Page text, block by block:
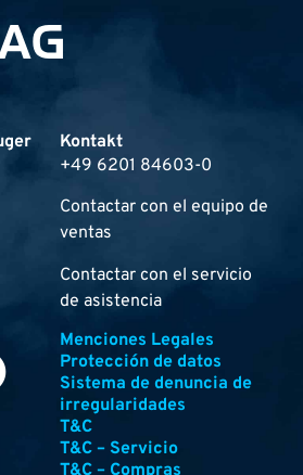
Kontakt
+49 6201 84603-0
Contactar con el equipo de
ventas
Contactar con el servicio
de asistencia
Menciones Legales
Protección de datos
Sistema de denuncia de
irregularidades
T&C
T&C – Servicio
T&C – Compras